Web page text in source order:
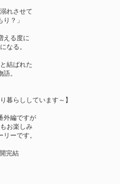
れさせて
り？」
える度に
なる。
結ばれた
。
暮らししています～】
外編ですが
お楽しみ
ーです。
完結